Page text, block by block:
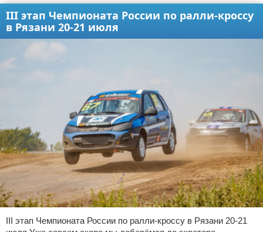
III этап Чемпионата России по ралли-кроссу
в Рязани 20-21 июля
III этап Чемпионата России по ралли-кроссу в Рязани 20-21